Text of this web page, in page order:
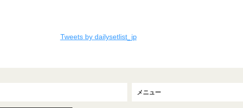
Tweets by dailysetlist_jp
メニュー